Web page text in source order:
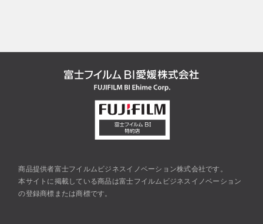
商品提供者富士フイルムビジネスイノベーション株式会社です。
本サイトに掲載している商品は富士フイルムビジネスイノベーション
の登録商標または商標です。